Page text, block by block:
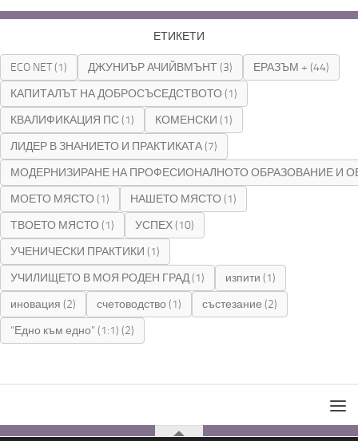
ЕТИКЕТИ
ECO NET(1) ДЖУНИЪР АЧИЙВМЪНТ(3) ЕРАЗЪМ + (44)
КАПИТАЛЪТ НА ДОБРОСЪСЕДСТВОТО (1)
КВАЛИФИКАЦИЯ ПС(1) КОМЕНСКИ (1)
ЛИДЕР В ЗНАНИЕТО И ПРАКТИКАТА(7)
МОДЕРНИЗИРАНЕ НА ПРОФЕСИОНАЛНОТО ОБРАЗОВАНИЕ И
МОЕТО МЯСТО (1) НАШЕТО МЯСТО (1)
ТВОЕТО МЯСТО (1) УСПЕХ(10)
УЧЕНИЧЕСКИ ПРАКТИКИ (1)
УЧИЛИЩЕТО В МОЯ РОДЕН ГРАД(1) изпити (1)
иновация (2) счетоводство (1) състезание (2)
“Едно към едно” (1:1) (2)